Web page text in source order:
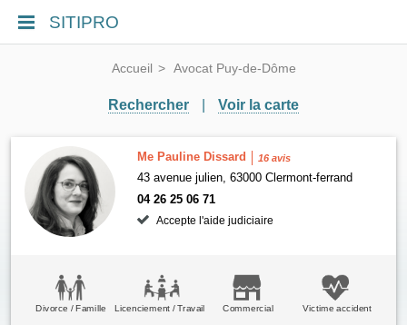
SITIPRO
Accueil Avocat Puy-de-Dôme
Rechercher Voir la carte
Me Pauline Dissard 16 avis
43 avenue julien, 63000 Clermont-ferrand
04 26 25 06 71
Accepte l'aide judiciaire
Divorce / Famille Licenciement / Travail Commercial Victime accident